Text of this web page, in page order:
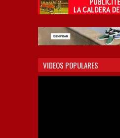
VIDEOS POPULARES